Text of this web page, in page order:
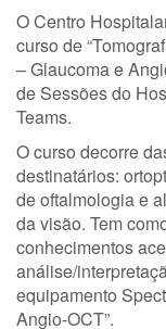
O Centro
curso de
– Glaucoma e
de Sessões do
Teams.
O curso decorre
destinatários:
de oftalmologia e
da visão. Tem
conhecimentos
análise/
equipamento
Angio-OCT”.